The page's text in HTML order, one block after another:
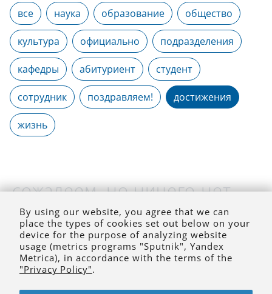
все наука образование общество
культура официально подразделения
кафедры абитуриент студент
сотрудник поздравляем! достижения
жизнь
сожалеем, но ничего нет
(на выбранное время)
By using our website, you agree that we can
place the types of cookies set out below on your
device for the purpose of analyzing website
usage (metrics programs "Sputnik", Yandex
Metrica), in accordance with the terms of the
"Privacy Policy".